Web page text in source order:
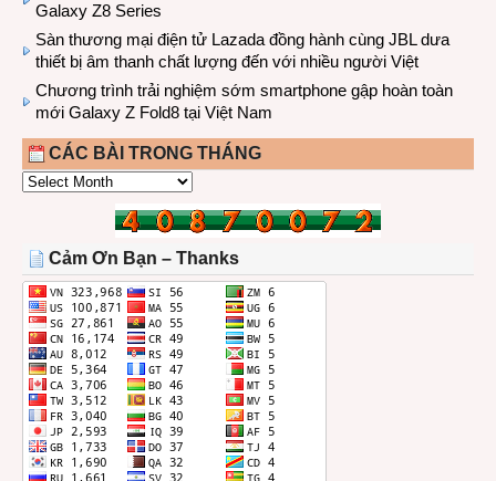
Galaxy Z8 Series
Sàn thương mại điện tử Lazada đồng hành cùng JBL dưa
thiết bị âm thanh chất lượng đến với nhiều người Việt
Chương trình trải nghiệm sớm smartphone gập hoàn toàn
mới Galaxy Z Fold8 tại Việt Nam
CÁC BÀI TRONG THÁNG
CÁC
THÁNG
Cảm Ơn Bạn – Thanks